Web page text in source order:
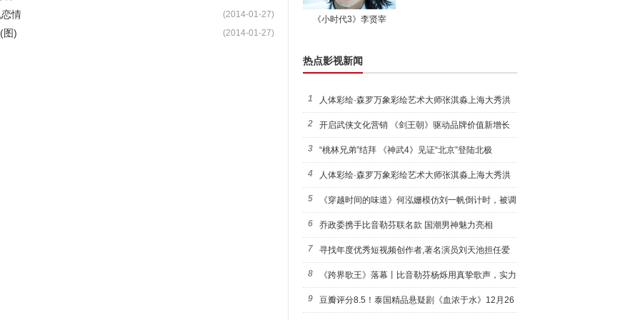
(2014-01-27)
情
(2014-01-27)
图)
《小时代3》李贤宰
热点影视新闻
1 人体彩绘·森罗万象彩绘艺术大师张淇淼上海大秀洪
荒宇宙
2 开启武侠文化营销 《剑王朝》驱动品牌价值新增长
3 “桃林兄弟”结拜 《神武4》见证“北京”登陆北极
4 人体彩绘·森罗万象彩绘艺术大师张淇淼上海大秀洪
荒宇宙
5 《穿越时间的味道》何泓姗模仿刘一帆倒计时，被调
侃“学人
6 乔政委携手比音勒芬联名款 国潮男神魅力亮相
7 寻找年度优秀短视频创作者,著名演员刘天池担任爱
奇艺号"奇
8 《跨界歌王》落幕丨比音勒芬杨烁用真挚歌声，实力
圈粉!
9 豆瓣评分8.5！泰国精品悬疑剧《血浓于水》12月26